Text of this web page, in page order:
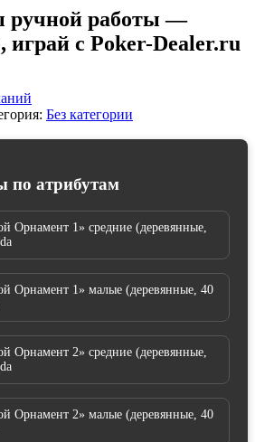
ручной работы —
играй с Poker-Dealer.ru
Без категории
по атрибутам
Орнамент 1» средние (деревянные,
Орнамент 1» малые (деревянные, 40
Орнамент 2» средние (деревянные,
Орнамент 2» малые (деревянные, 40